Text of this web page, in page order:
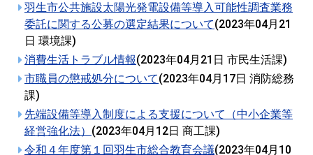
羽生市公共施設太陽光発電設備等導入可能性調査業務
委託に関する公募の選定結果について(2023年04月21
日 環境課)
消費生活トラブル情報(2023年04月21日 市民生活課)
市職員の懲戒処分について(2023年04月17日 消防総務
課)
先端設備等導入制度による支援について（中小企業等
経営強化法） (2023年04月12日 商工課)
令和４年度第１回羽生市総合教育会議(2023年04月10